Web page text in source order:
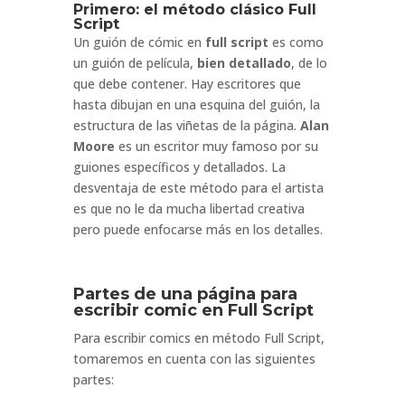
Primero: el método clásico Full
Script
Un guión de cómic en full script es como
un guión de película, bien detallado, de lo
que debe contener. Hay escritores que
hasta dibujan en una esquina del guión, la
estructura de las viñetas de la página. Alan
Moore es un escritor muy famoso por su
guiones específicos y detallados. La
desventaja de este método para el artista
es que no le da mucha libertad creativa
pero puede enfocarse más en los detalles.
Partes de una página para
escribir comic en Full Script
Para escribir comics en método Full Script,
tomaremos en cuenta con las siguientes
partes: